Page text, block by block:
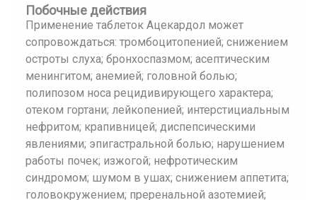
Побочные действия
Применение таблеток Ацекардол может
сопровождаться: тромбоцитопенией; снижением
остроты слуха; бронхоспазмом; асептическим
менингитом; анемией; головной болью;
полипозом носа рецидивирующего характера;
отеком гортани; лейкопенией; интерстициальным
нефритом; крапивницей; диспепсическими
явлениями; эпигастральной болью; нарушением
работы почек; изжогой; нефротическим
синдромом; шумом в ушах; снижением аппетита;
головокружением; преренальной азотемией;